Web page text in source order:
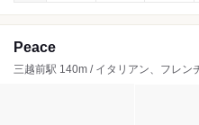
Peace
三越前駅 140m / イタリアン、フレン